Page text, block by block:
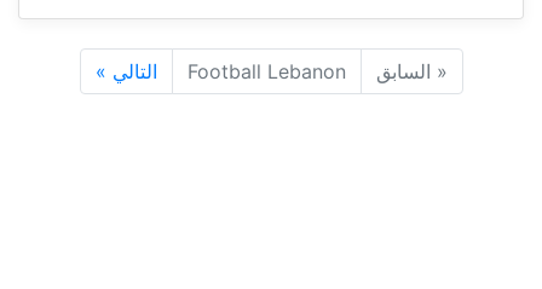
« السابق Football Lebanon التالي »